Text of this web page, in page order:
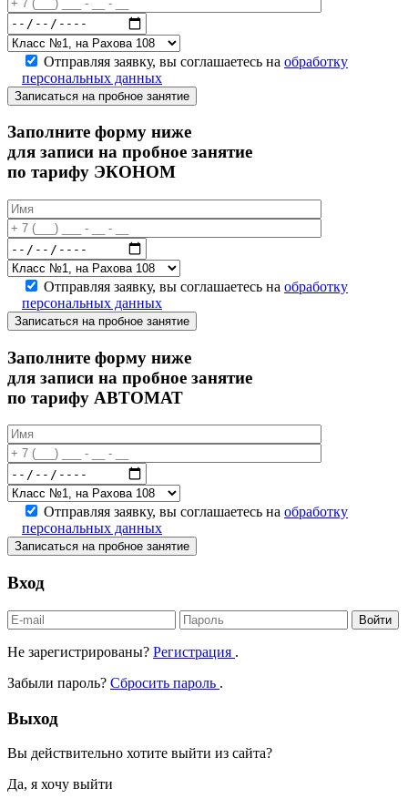
Отправляя заявку, вы соглашаетесь на обработку
персональных данных
Записаться на пробное занятие
Заполните форму ниже
для записи на пробное занятие
по тарифу ЭКОНОМ
Отправляя заявку, вы соглашаетесь на обработку
персональных данных
Записаться на пробное занятие
Заполните форму ниже
для записи на пробное занятие
по тарифу АВТОМАТ
Отправляя заявку, вы соглашаетесь на обработку
персональных данных
Записаться на пробное занятие
Вход
Войти
Не зарегистрированы? Регистрация .
Забыли пароль? Сбросить пароль .
Выход
Вы действительно хотите выйти из сайта?
Да, я хочу выйти